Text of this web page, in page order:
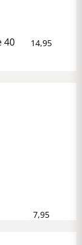
40
14,95
7,95